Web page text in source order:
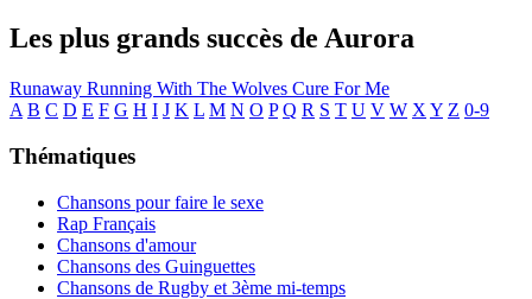
Les plus grands succès de Aurora
Runaway Running With The Wolves Cure For Me
A B C D E F G H I J K L M N O P Q R S T U V W X Y Z 0-9
Thématiques
Chansons pour faire le sexe
Rap Français
Chansons d'amour
Chansons des Guinguettes
Chansons de Rugby et 3ème mi-temps